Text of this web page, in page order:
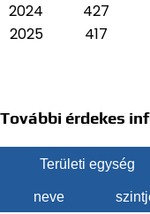
2024
427
2025
417
További érdekes
Területi egység
neve